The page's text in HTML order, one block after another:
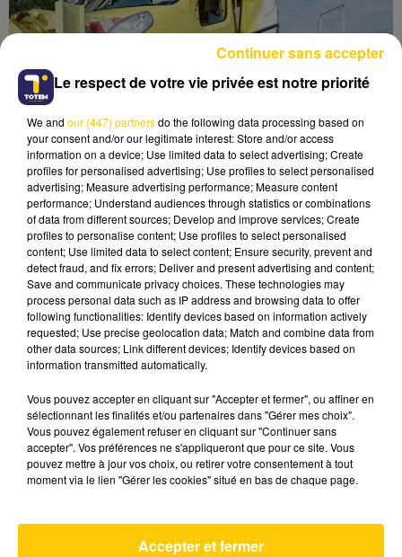
MONTAUBAN : « J'AI FAIT UNE PETITE
BÊTISE », SURPRIS PAR LE...
Le respect de votre vie privée est notre priorité
We and our (447) partnersdo the following data processing based on
your consent and/or our legitimate interest: Store and/or access
information on a device; Use limited data to select advertising; Create
profiles for personalised advertising; Use profiles to select personalised
advertising; Measure advertising performance; Measure content
performance; Understand audiences through statistics or combinations
of data from different sources; Develop and improve services; Create
profiles to personalise content; Use profiles to select personalised
content; Use limited data to select content; Ensure security, prevent and
detect fraud, and fix errors; Deliver and present advertising and content;
Save and communicate privacy choices. These technologies may
process personal data such as IP address and browsing data to offer
following functionalities: Identify devices based on information actively
requested; Use precise geolocation data; Match and combine data from
other data sources; Link different devices; Identify devices based on
information transmitted automatically.
Vous pouvez accepter en cliquant sur "Accepter et fermer", ou affiner en
sélectionnant les finalités et/ou partenaires dans "Gérer mes choix".
Vous pouvez également refuser en cliquant sur "Continuer sans
accepter". Vos préférences ne s'appliqueront que pour ce site. Vous
pouvez mettre à jour vos choix, ou retirer votre consentement à tout
moment via le lien "Gérer les cookies" situé en bas de chaque page.
Accepter et fermer
Continuer sans accepter